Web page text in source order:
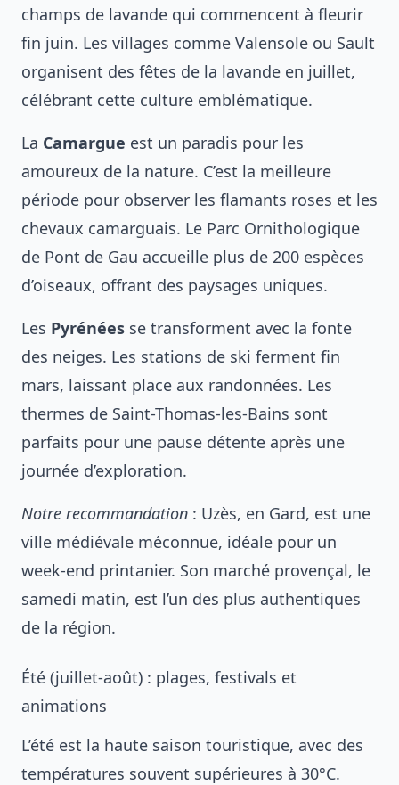
champs de lavande qui commencent à fleurir
fin juin. Les villages comme Valensole ou Sault
organisent des fêtes de la lavande en juillet,
célébrant cette culture emblématique.
La Camargue est un paradis pour les
amoureux de la nature. C’est la meilleure
période pour observer les flamants roses et les
chevaux camarguais. Le Parc Ornithologique
de Pont de Gau accueille plus de 200 espèces
d’oiseaux, offrant des paysages uniques.
Les Pyrénées se transforment avec la fonte
des neiges. Les stations de ski ferment fin
mars, laissant place aux randonnées. Les
thermes de Saint-Thomas-les-Bains sont
parfaits pour une pause détente après une
journée d’exploration.
Notre recommandation : Uzès, en Gard, est une
ville médiévale méconnue, idéale pour un
week-end printanier. Son marché provençal, le
samedi matin, est l’un des plus authentiques
de la région.
Été (juillet-août) : plages, festivals et
animations
L’été est la haute saison touristique, avec des
températures souvent supérieures à 30°C.